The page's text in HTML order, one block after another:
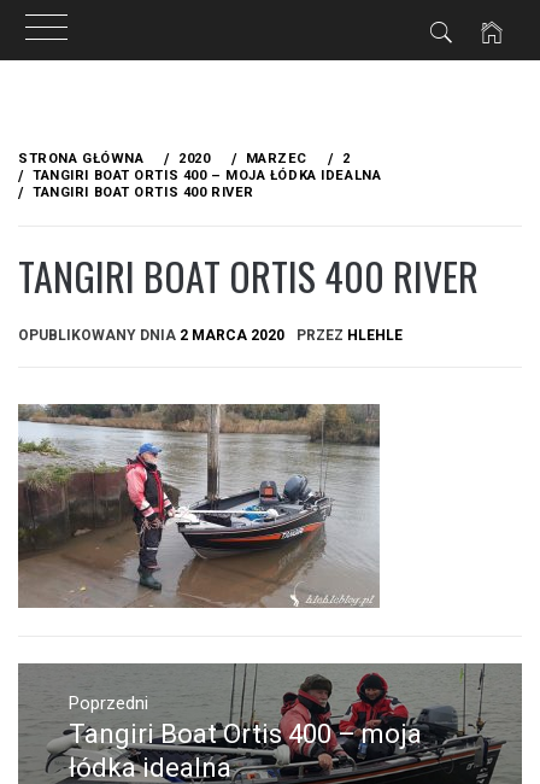
treści
STRONA GŁÓWNA 2020 MARZEC
2
TANGIRI BOAT ORTIS 400 – MOJA ŁÓDKA IDEALNA
TANGIRI BOAT ORTIS 400 RIVER
TANGIRI BOAT ORTIS 400 RIVER
OPUBLIKOWANY DNIA 2 MARCA 2020 PRZEZ HLEHLE
Nawigacja
wpisuPoprzedni
Poprzedni
wpis:
Tangiri Boat Ortis 400 – moja
łódka idealna